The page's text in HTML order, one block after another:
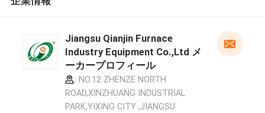
Jiangsu Qianjin Furnace
Industry Equipment Co.,Ltd メ
ーカープロフィール
NO.12 ZHENZE NORTH
ROAD,XINZHUANG INDUSTRIAL
PARK,YIXING CITY ,JIANGSU